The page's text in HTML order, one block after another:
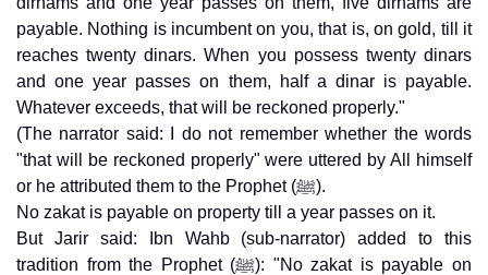
payable. Nothing is incumbent on you, that is, on gold, till it
reaches twenty dinars. When you possess twenty dinars
and one year passes on them, half a dinar is payable.
Whatever exceeds, that will be reckoned properly."
(The narrator said: I do not remember whether the words
"that will be reckoned properly" were uttered by All himself
or he attributed them to the Prophet (ﷺ).
No zakat is payable on property till a year passes on it.
But Jarir said: Ibn Wahb (sub-narrator) added to this
tradition from the Prophet (ﷺ): "No zakat is payable on